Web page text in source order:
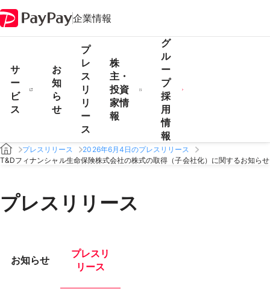
企業情報
サ
ー
ビ
ス
お
知
ら
せ
プ
レ
ス
リ
リ
ー
ス
株
主・
投資
家情
報
グ
ル
ー
プ
採
用
情
報
プレスリリース
2026年6月4日のプレスリリース
T&Dフィナンシャル生命保険株式会社の株式の取得（子会社化）に関するお知らせ
プレスリリース
お知らせ
プレスリ
リース